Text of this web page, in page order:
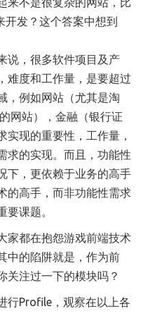
开发？这个答案中想到
说，很多软件项目及产
难度和工作量，是要超过
，例如网站（尤其是淘
网站），金融（银行证
实现的重要性，工作量，
求的实现。而且，功能性
下，更依赖于业务的高手
的高手，而非功能性需求
课题。
家都在抱怨游戏前端技术
中的陷阱就是，作为前
关注过一下的模块吗？
行Profile，观察在以上各